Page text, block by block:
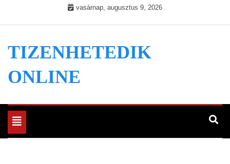
vasárnap, augusztus 9, 2026
TIZENHETEDIK
ONLINE
Toggle
navigation